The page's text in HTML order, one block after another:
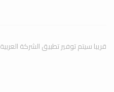
قريبا سيتم توفير تطبيق الشركة العربية